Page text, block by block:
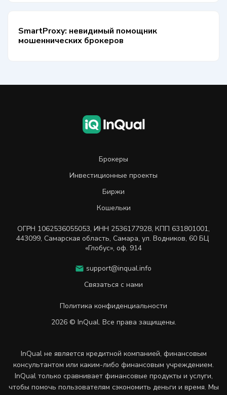
SmartProxy: невидимый помощник
мошеннических брокеров
Брокеры
Инвестиционные проекты
Биржи
Кошельки
ОГРН 1062536055053, ИНН 2536177928, КПП 631801001,
443099, Самарская область, Самара, ул. Водников, 60 БЦ
«Глобус», оф. 914
support@inqual.info
Связаться с нами
Политика конфиденциальности
2026 © InQual. Все права защищены.
InQual не является кредитной компанией, финансовым
консультантом или каким-либо финансовым учреждением.
InQual только сравнивает финансовые продукты и услуги,
чтобы помочь пользователям сэкономить деньги и время. Мы